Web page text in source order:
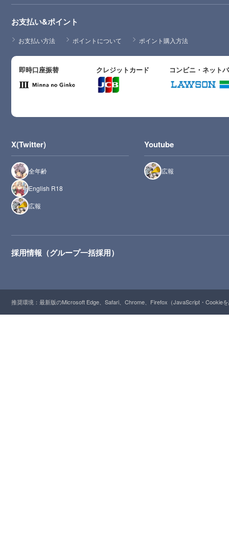
お支払い&ポイント
お支払い方法 ポイントについて ポイント購入方法
即時口座振替 クレジットカード コンビニ・ネット
X(Twitter)
全年齢
English R18
広報
Youtube
広報
採用情報（グループ一括採用）
推奨環境：最新版のMicrosoft Edge、Safari、Chrome、Firefox（JavaScript・Cookie